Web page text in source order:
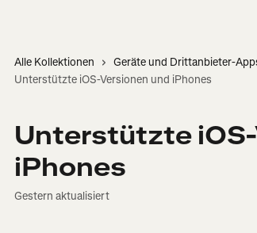
Alle Kollektionen Geräte und Drittanbieter-
Unterstützte iOS-Versionen und iPhones
Unterstützte
iPhones
Gestern aktualisiert